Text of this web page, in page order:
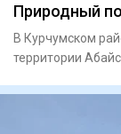
Природный
В Курчумском
территории